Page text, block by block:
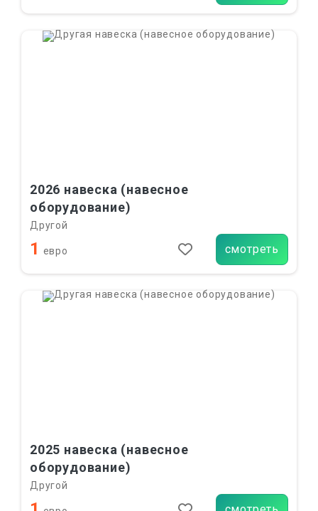
2026 навеска (навесное
оборудование)
Другой
1 евро смотреть
2025 навеска (навесное
оборудование)
Другой